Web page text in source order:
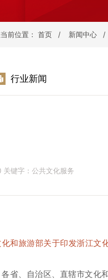
前位置： 首页 / 新闻中心 /
行业新闻
关键字： 公共文化服务
化和旅游部关于印发浙江文
各省、自治区、直辖市文化